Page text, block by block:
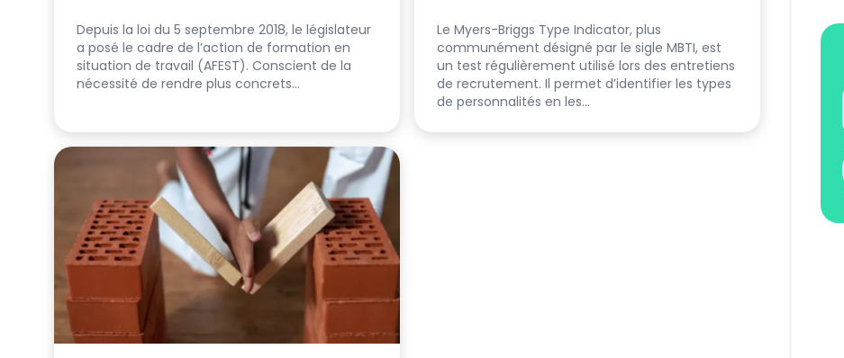
Depuis la loi du 5 septembre 2018, le législateur
a posé le cadre de l’action de formation en
situation de travail (AFEST). Conscient de la
nécessité de rendre plus concrets…
Le Myers-Briggs Type Indicator, plus
communément désigné par le sigle MBTI, est
un test régulièrement utilisé lors des entretiens
de recrutement. Il permet d’identifier les types
de personnalités en les…